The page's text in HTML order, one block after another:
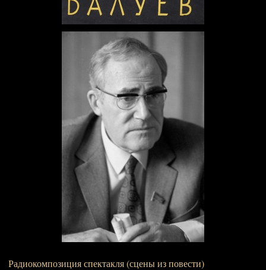
Радиокомпозиция спектакля (сцены из повести)